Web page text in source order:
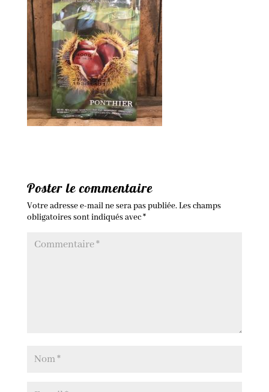
Poster le commentaire
Votre adresse e-mail ne sera pas publiée.Les champs
obligatoires sont indiqués avec*